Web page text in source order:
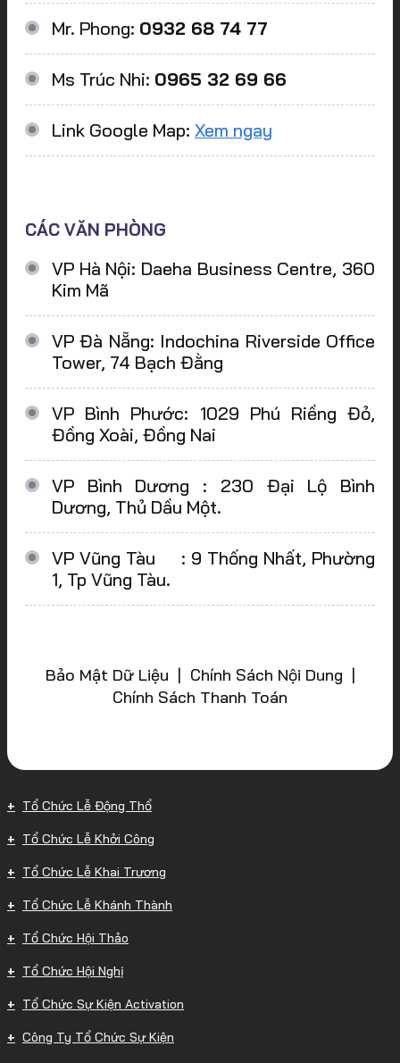
Mr. Phong: 0932 68 74 77
Ms Trúc Nhi: 0965 32 69 66
Link Google Map: Xem ngay
CÁC VĂN PHÒNG
VP Hà Nội: Daeha Business Centre, 360
Kim Mã
VP Đà Nẵng: Indochina Riverside Office
Tower, 74 Bạch Đằng
VP Bình Phước: 1029 Phú Riềng Đỏ,
Đồng Xoài, Đồng Nai
VP Bình Dương : 230 Đại Lộ Bình
Dương, Thủ Dầu Một.
VP Vũng Tàu : 9 Thống Nhất, Phường
1, Tp Vũng Tàu.
Bảo Mật Dữ Liệu | Chính Sách Nội Dung |
Chính Sách Thanh Toán
Tổ Chức Lễ Động Thổ
Tổ Chức Lễ Khởi Công
Tổ Chức Lễ Khai Trương
Tổ Chức Lễ Khánh Thành
Tổ Chức Hội Thảo
Tổ Chức Hội Nghị
Tổ Chức Sự Kiện Activation
Công Ty Tổ Chức Sự Kiện